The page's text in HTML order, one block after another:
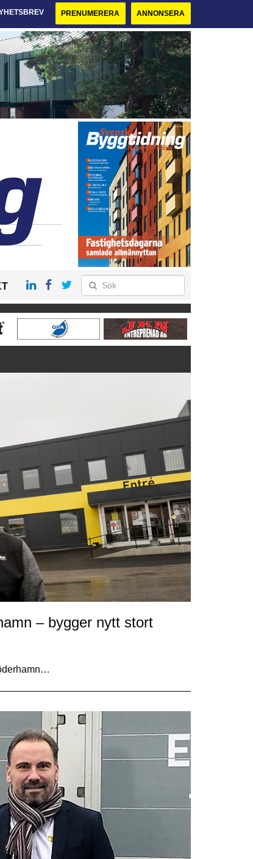
PRENUMERERA ANNONSERA
– bygger nytt stort